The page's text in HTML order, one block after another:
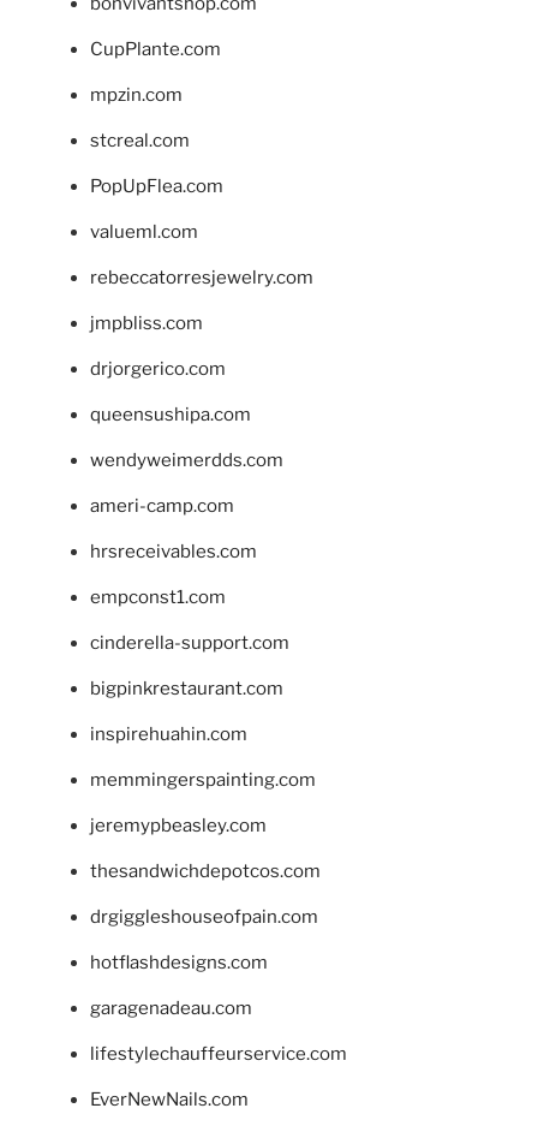
CupPlante.com
mpzin.com
stcreal.com
PopUpFlea.com
valueml.com
rebeccatorresjewelry.com
jmpbliss.com
drjorgerico.com
queensushipa.com
wendyweimerdds.com
ameri-camp.com
hrsreceivables.com
empconst1.com
cinderella-support.com
bigpinkrestaurant.com
inspirehuahin.com
memmingerspainting.com
jeremypbeasley.com
thesandwichdepotcos.com
drgiggleshouseofpain.com
hotflashdesigns.com
garagenadeau.com
lifestylechauffeurservice.com
EverNewNails.com